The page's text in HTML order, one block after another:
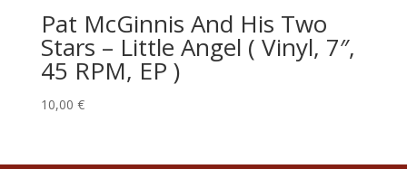
Pat McGinnis And His Two
Stars – Little Angel ( Vinyl, 7″,
45 RPM, EP )
10,00 €